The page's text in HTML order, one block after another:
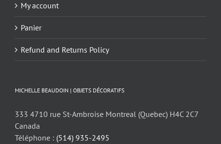
My account
Panier
Refund and Returns Policy
MICHELLE BEAUDOIN | OBJETS DÉCORATIFS
333 4710 rue St-Ambroise Montreal (Quebec) H4C 2C7
Canada
Téléphone : (514) 935-2495